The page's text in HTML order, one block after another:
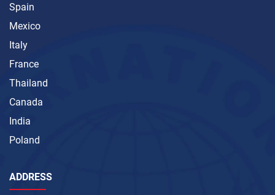
Spain
Mexico
Italy
France
Thailand
Canada
India
Poland
ADDRESS